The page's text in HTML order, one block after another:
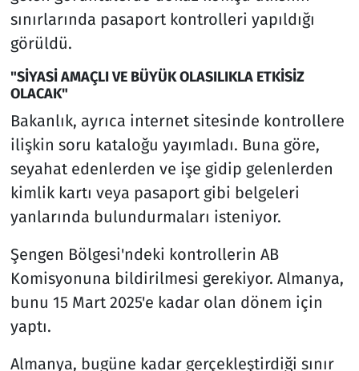
sınırlarında pasaport kontrolleri yapıldığı
görüldü.
"SİYASİ AMAÇLI VE BÜYÜK OLASILIKLA ETKİSİZ
OLACAK"
Bakanlık, ayrıca internet sitesinde kontrollere
ilişkin soru kataloğu yayımladı. Buna göre,
seyahat edenlerden ve işe gidip gelenlerden
kimlik kartı veya pasaport gibi belgeleri
yanlarında bulundurmaları isteniyor.
Şengen Bölgesi'ndeki kontrollerin AB
Komisyonuna bildirilmesi gerekiyor. Almanya,
bunu 15 Mart 2025'e kadar olan dönem için
yaptı.
Almanya, bugüne kadar gerçekleştirdiği sınır